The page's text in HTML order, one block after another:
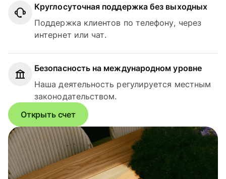
Круглосуточная поддержка без выходных
Поддержка клиентов по телефону, через
интернет или чат.
Безопасность на международном уровне
Наша деятельность регулируется местным
законодательством.
Открыть счет